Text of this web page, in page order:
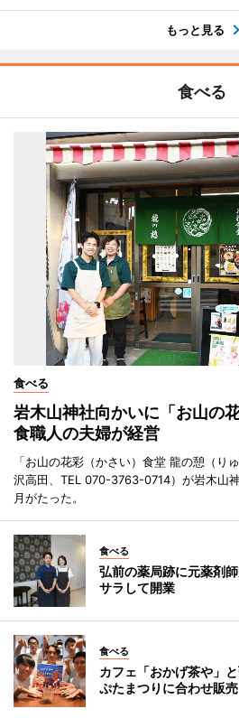
もっと見る
食べる
食べる
岩木山神社向かいに「お山の
食職人の夫婦が経営
「お山の花彩（かさい）食堂 龍の憩（り
沢高田、TEL 070-3763-0714）が岩木山
月がたった。
食べる
弘前の薬局跡に元薬剤
サラして開業
食べる
カフェ「おかげ茶や」
ぷたまつりに合わせ販売